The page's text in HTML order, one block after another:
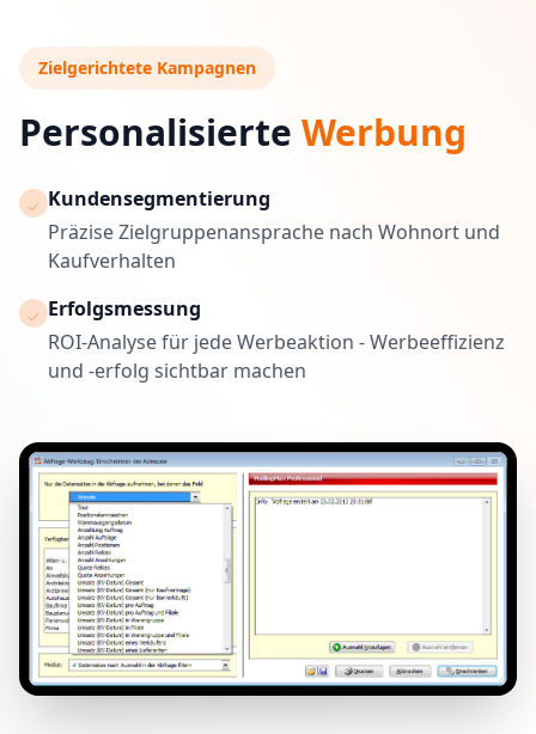
Zielgerichtete Kampagnen
Personalisierte Werbung
check Kundensegmentierung
Präzise Zielgruppenansprache nach Wohnort und
Kaufverhalten
check Erfolgsmessung
ROI-Analyse für jede Werbeaktion - Werbeeffizienz
und -erfolg sichtbar machen